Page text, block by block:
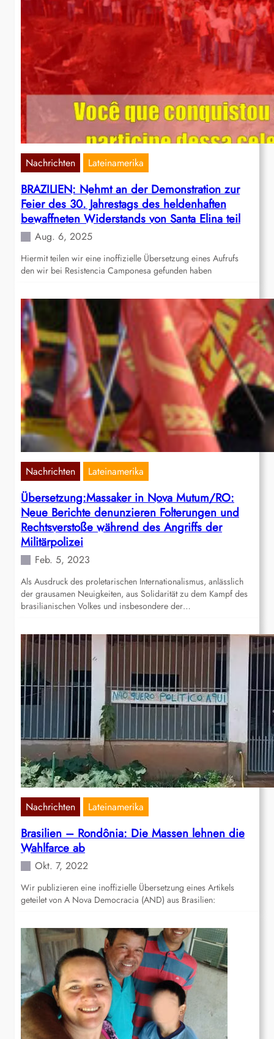
Nachrichten Lateinamerika
BRAZILIEN: Nehmt an der Demonstration zur
Feier des 30. Jahrestags des heldenhaften
bewaffneten Widerstands von Santa Elina teil
Aug. 6, 2025
Hiermit teilen wir eine inoffizielle Übersetzung eines Aufrufs
den wir bei Resistencia Camponesa gefunden haben
Nachrichten Lateinamerika
Übersetzung:Massaker in Nova Mutum/RO:
Neue Berichte denunzieren Folterungen und
Rechtsverstoße während des Angriffs der
Militärpolizei
Feb. 5, 2023
Als Ausdruck des proletarischen Internationalismus, anlässlich
der grausamen Neuigkeiten, aus Solidarität zu dem Kampf des
brasilianischen Volkes und insbesondere der…
Nachrichten Lateinamerika
Brasilien – Rondônia: Die Massen lehnen die
Wahlfarce ab
Okt. 7, 2022
Wir publizieren eine inoffizielle Übersetzung eines Artikels
geteilet von A Nova Democracia (AND) aus Brasilien: